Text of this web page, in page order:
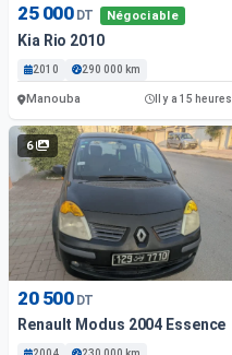
25 000 DT Négociable
Kia Rio 2010
2010 290 000 km
Manouba Il y a 15 heures
6
20 500 DT
Renault Modus 2004 Essence